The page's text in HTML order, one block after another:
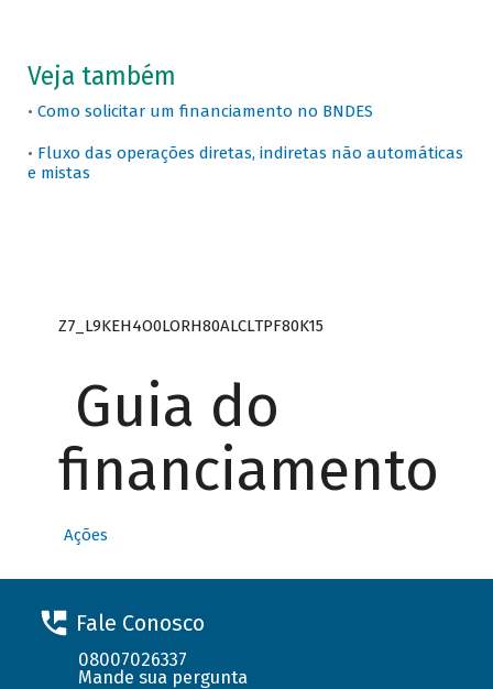
Veja também
• Como solicitar um financiamento no BNDES
• Fluxo das operações diretas, indiretas não automáticas
e mistas
Z7_L9KEH4O0LORH80ALCLTPF80K15
Guia do
financiamento
Ações
Fale Conosco
08007026337
Mande sua pergunta